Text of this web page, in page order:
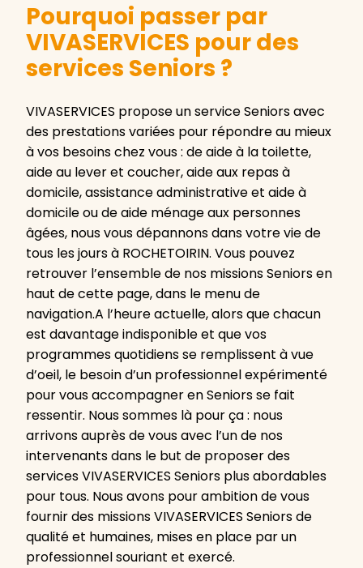
Pourquoi passer par
VIVASERVICES pour des
services Seniors ?
VIVASERVICES propose un service Seniors avec
des prestations variées pour répondre au mieux
à vos besoins chez vous : de aide à la toilette,
aide au lever et coucher, aide aux repas à
domicile, assistance administrative et aide à
domicile ou de aide ménage aux personnes
âgées, nous vous dépannons dans votre vie de
tous les jours à ROCHETOIRIN. Vous pouvez
retrouver l’ensemble de nos missions Seniors en
haut de cette page, dans le menu de
navigation.A l’heure actuelle, alors que chacun
est davantage indisponible et que vos
programmes quotidiens se remplissent à vue
d’oeil, le besoin d’un professionnel expérimenté
pour vous accompagner en Seniors se fait
ressentir. Nous sommes là pour ça : nous
arrivons auprès de vous avec l’un de nos
intervenants dans le but de proposer des
services VIVASERVICES Seniors plus abordables
pour tous. Nous avons pour ambition de vous
fournir des missions VIVASERVICES Seniors de
qualité et humaines, mises en place par un
professionnel souriant et exercé.